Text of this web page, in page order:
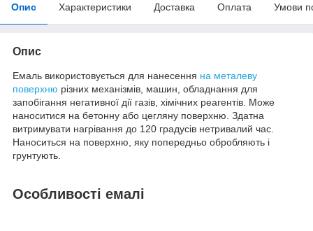
Опис Характеристики Доставка Оплата Умови
Опис
Емаль використовується для нанесення на металеву
поверхню різних механізмів, машин, обладнання для
запобігання негативної дії газів, хімічних реагентів. Може
наноситися на бетонну або цегляну поверхню. Здатна
витримувати нагрівання до 120 градусів нетривалий час.
Наноситься на поверхню, яку попередньо обробляють і
грунтують.
Особливості емалі